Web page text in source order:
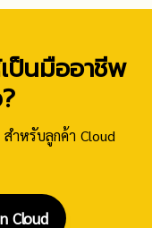
ป็นมืออาชีพ
ำหรับลูกค้า Cloud
Cloud